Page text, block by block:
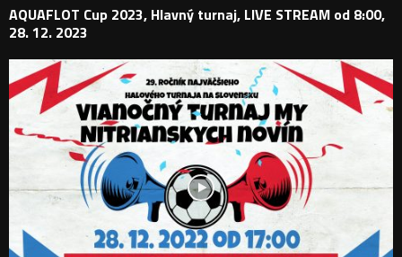
AQUAFLOT Cup 2023, Hlavný turnaj, LIVE STREAM od 8:00,
28. 12. 2023